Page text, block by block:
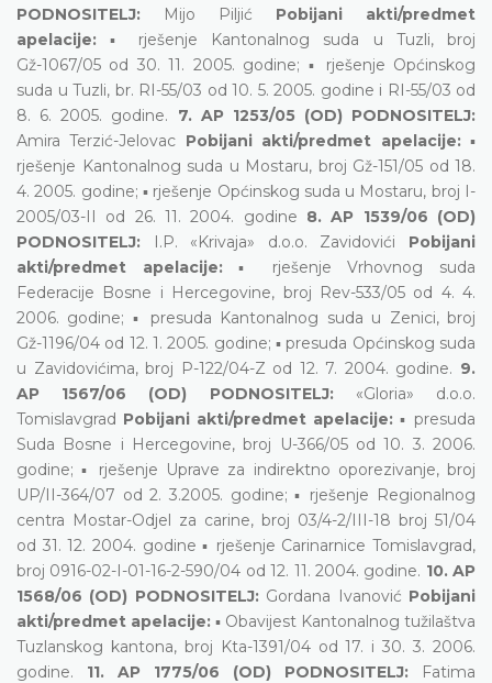
PODNOSITELJ:
Mijo Piljić Pobijani akti/predmet
apelacije: ▪ rješenje Kantonalnog suda u Tuzli, broj
Gž-1067/05 od 30. 11. 2005. godine; ▪ rješenje Općinskog
suda u Tuzli, br. RI-55/03 od 10. 5. 2005. godine i RI-55/03 od
8. 6. 2005. godine. 7. AP 1253/05 (OD) PODNOSITELJ:
Amira Terzić-Jelovac Pobijani akti/predmet apelacije:▪
rješenje Kantonalnog suda u Mostaru, broj Gž-151/05 od 18.
4. 2005. godine; ▪ rješenje Općinskog suda u Mostaru, broj I-
2005/03-II od 26. 11. 2004. godine 8. AP 1539/06 (OD)
PODNOSITELJ:
I.P. «Krivaja» d.o.o. Zavidovići Pobijani
akti/predmet apelacije:▪ rješenje Vrhovnog suda
Federacije Bosne i Hercegovine, broj Rev-533/05 od 4. 4.
2006. godine; ▪ presuda Kantonalnog suda u Zenici, broj
Gž-1196/04 od 12. 1. 2005. godine; ▪ presuda Općinskog suda
u Zavidovićima, broj P-122/04-Z od 12. 7. 2004. godine. 9.
AP 1567/06 (OD) PODNOSITELJ: «Gloria» d.o.o.
Tomislavgrad Pobijani akti/predmet apelacije: ▪ presuda
Suda Bosne i Hercegovine, broj U-366/05 od 10. 3. 2006.
godine; ▪ rješenje Uprave za indirektno oporezivanje, broj
UP/II-364/07 od 2. 3.2005. godine; ▪ rješenje Regionalnog
centra Mostar-Odjel za carine, broj 03/4-2/III-18 broj 51/04
od 31. 12. 2004. godine ▪ rješenje Carinarnice Tomislavgrad,
broj 0916-02-I-01-16-2-590/04 od 12. 11. 2004. godine. 10. AP
1568/06 (OD) PODNOSITELJ: Gordana Ivanović Pobijani
akti/predmet apelacije: ▪ Obavijest Kantonalnog tužilaštva
Tuzlanskog kantona, broj Kta-1391/04 od 17. i 30. 3. 2006.
godine. 11. AP 1775/06 (OD) PODNOSITELJ:
Fatima